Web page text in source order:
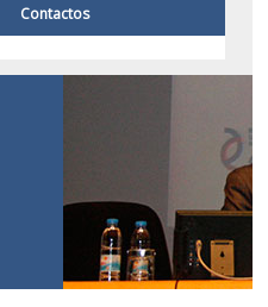
Contactos